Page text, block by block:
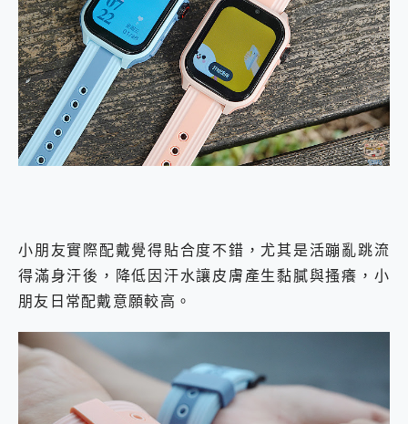
小朋友實際配戴覺得貼合度不錯，尤其是活蹦亂跳流
得滿身汗後，降低因汗水讓皮膚產生黏膩與搔癢，小
朋友日常配戴意願較高。